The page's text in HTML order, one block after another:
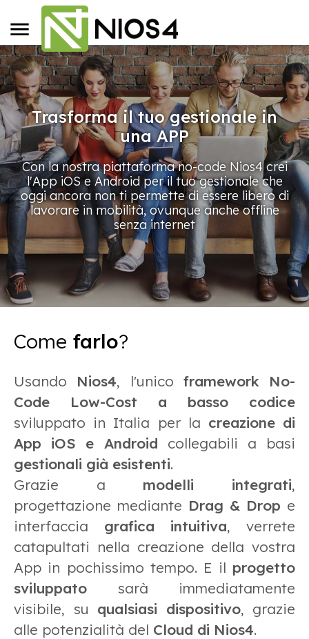
Trasforma il tuo gestionale in
una APP
Con la nostra piattaforma no-code Nios4 crei
l'App iOS e Android per il tuo gestionale che
oggi ancora non ti permette di essere libero di
lavorare in mobilità, ovunque anche offline
senza internet
Come farlo?
Usando Nios4, l'unico framework No-
Code Low-Cost a basso codice
sviluppato in Italia per la creazione di
App iOS e Android collegabili a basi
gestionali già esistenti.
Grazie a modelli integrati,
progettazione mediante Drag & Drop e
interfaccia grafica intuitiva, verrete
catapultati nella creazione della vostra
App in pochissimo tempo. E il progetto
sviluppato sarà immediatamente
visibile, su qualsiasi dispositivo, grazie
alle potenzialità del Cloud di Nios4.